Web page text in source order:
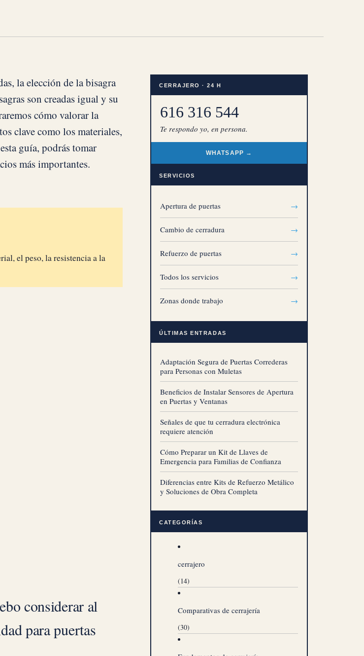
la elección de la bisagra
son creadas igual y su
cómo valorar la
clave como los materiales,
guía, podrás tomar
más importantes.
el peso, la resistencia a la
considerar al
para puertas
CERRAJERO · 24 H
616 316 544
Te respondo yo, en persona.
WHATSAPP →
SERVICIOS
Apertura de puertas →
Cambio de cerradura →
Refuerzo de puertas →
Todos los servicios →
Zonas donde trabajo →
ÚLTIMAS ENTRADAS
Adaptación Segura de Puertas Correderas
para Personas con Muletas
Beneficios de Instalar Sensores de Apertura
en Puertas y Ventanas
Señales de que tu cerradura electrónica
requiere atención
Cómo Preparar un Kit de Llaves de
Emergencia para Familias de Confianza
Diferencias entre Kits de Refuerzo Metálico
y Soluciones de Obra Completa
CATEGORÍAS
cerrajero
(14)
Comparativas de cerrajería
(30)